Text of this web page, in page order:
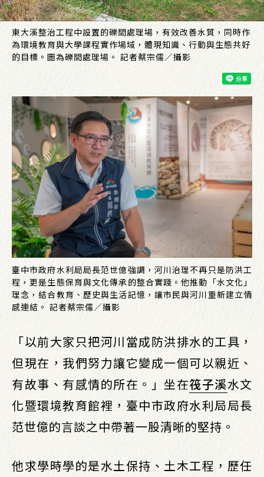
東大溪整治工程中設置的礫間處理場，有效改善水質，同時作
為環境教育與大學課程實作場域，體現知識、行動與生態共好
的目標。圖為礫間處理場。 記者蔡宗儒／攝影
臺中市政府水利局局長范世億強調，河川治理不再只是防洪工
程，更是生態保育與文化傳承的整合實踐。他推動「水文化」
理念，結合教育、歷史與生活記憶，讓市民與河川重新建立情
感連結。 記者蔡宗儒／攝影
「以前大家只把河川當成防洪排水的工具，
但現在，我們努力讓它變成一個可以親近、
有故事、有感情的所在。」坐在筏子溪水文
化暨環境教育館裡，臺中市政府水利局局長
范世億的言談之中帶著一股清晰的堅持。
他求學時學的是水土保持、土木工程，歷任